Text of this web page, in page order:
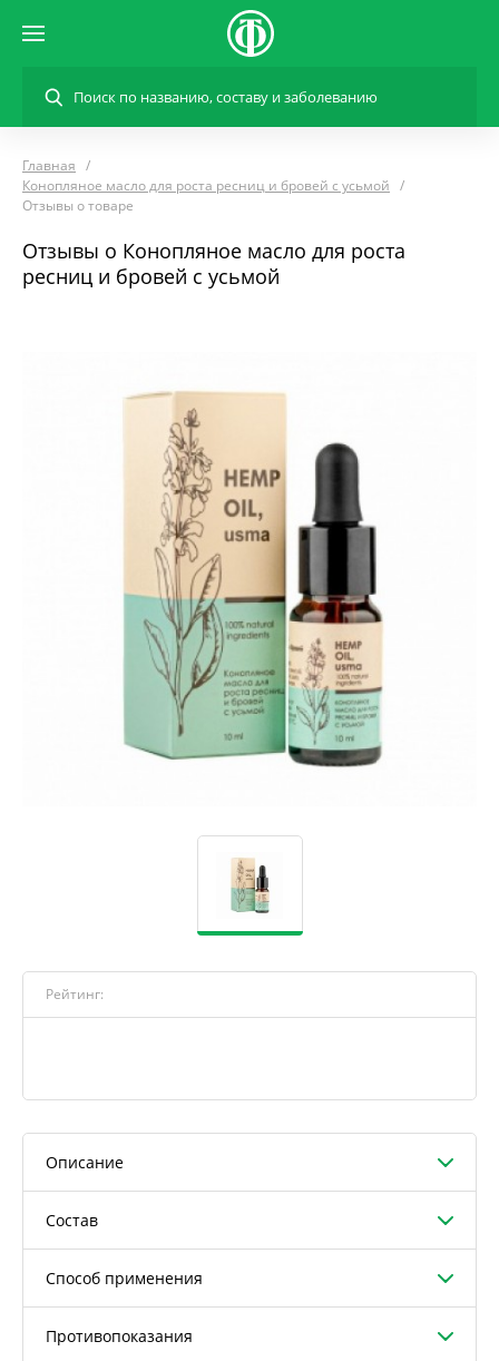
Главная
Конопляное масло для роста ресниц и бровей с усьмой
Отзывы о товаре
Отзывы о Конопляное масло для роста
ресниц и бровей с усьмой
Рейтинг:
Описание
Состав
Способ применения
Противопоказания